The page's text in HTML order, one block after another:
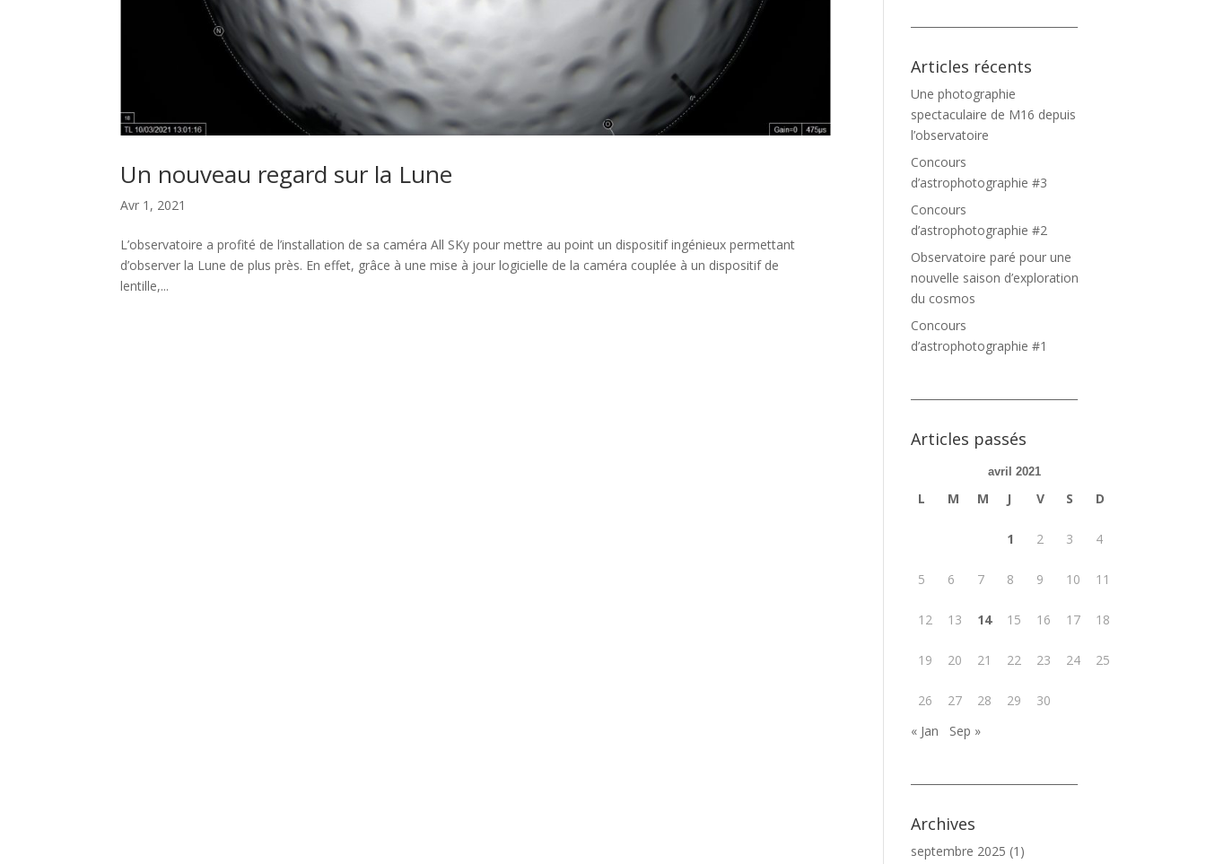
Un nouveau regard sur la Lune
Avr 1, 2021
L’observatoire a profité de l’installation de sa caméra All SKy pour mettre au point un dispositif ingénieux permettant
d’observer la Lune de plus près. En effet, grâce à une mise à jour logicielle de la caméra couplée à un dispositif de
lentille,...
Articles récents
Une photographie
spectaculaire de M16 depuis
l’observatoire
Concours
d’astrophotographie #3
Concours
d’astrophotographie #2
Observatoire paré pour une
nouvelle saison d’exploration
du cosmos
Concours
d’astrophotographie #1
Articles passés
avril 2021
L M M J V S D
1 2 3 4
5 6 7 8 9 10 11
12 13 14 15 16 17 18
19 20 21 22 23 24 25
26 27 28 29
30
« Jan
Sep »
Archives
septembre 2025 (1)